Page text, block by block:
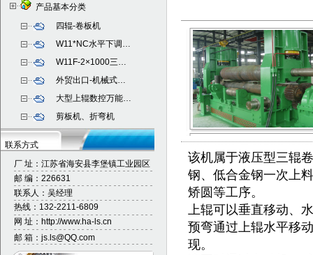
产品基本分类
四辊-卷板机
W11*NC水平下调…
W11F-2×1000三…
外贸出口-机械式…
大型上辊数控万能…
剪板机、折弯机
联系方式
厂 址： 江苏省海安县李堡镇工业园区
邮 编：226631
联系人：吴经理
热线：132-2211-6809
网 址：http://www.ha-ls.cn
邮 箱：js.ls@QQ.com
该机属于液压型三辊
钢、低合金钢一次上
矫圆等工序。
上辊可以垂直移动、
预弯通过上辊水平移
现。